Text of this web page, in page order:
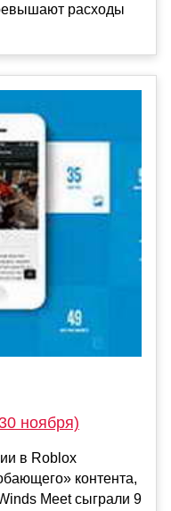
расходы
ноября)
в Roblox
контента,
Meet сыграли 9